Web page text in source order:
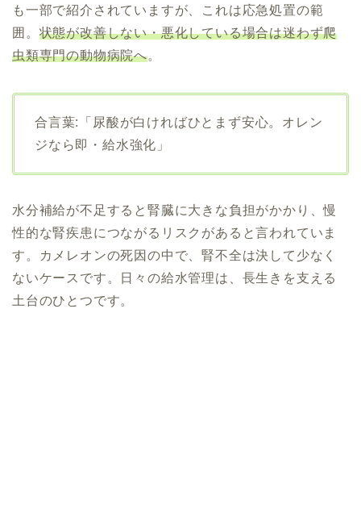
も一部で紹介されていますが、これは応急処置の範
囲。 状態が改善しない・悪化している場合は迷わず爬
虫類専門の動物病院へ。
合言葉:「尿酸が白ければひとまず安心。オレン
ジなら即・給水強化」
水分補給が不足すると腎臓に大きな負担がかかり、慢
性的な腎疾患につながるリスクがあると言われていま
す。カメレオンの死因の中で、腎不全は決して少なく
ないケースです。日々の給水管理は、長生きを支える
土台のひとつです。